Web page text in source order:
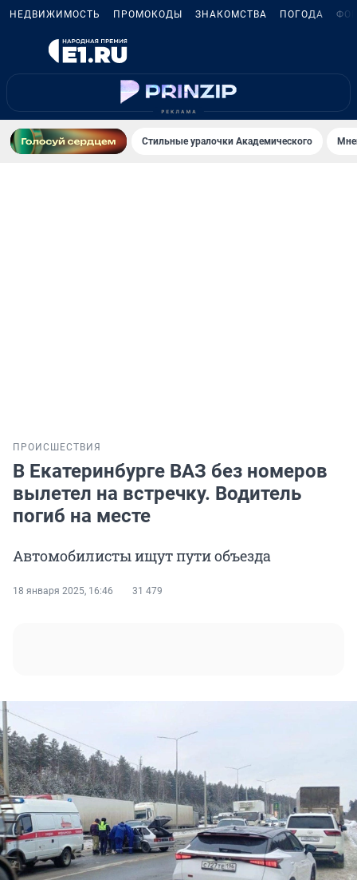
НЕДВИЖИМОСТЬ ПРОМОКОДЫ ЗНАКОМСТВА ПОГОДА
Стильные уралочки Академического
ПРОИСШЕСТВИЯ
В Екатеринбурге ВАЗ без номеров
вылетел на встречку. Водитель
погиб на месте
Автомобилисты ищут пути объезда
18 января 2025, 16:46 31 479